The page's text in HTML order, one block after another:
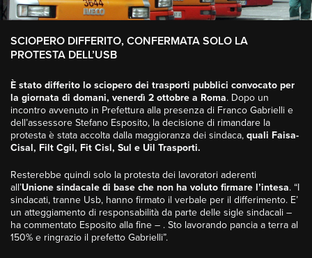
SCIOPERO DIFFERITO, CONFERMATA SOLO LA
PROTESTA DELL’USB
È stato differito lo sciopero dei trasporti pubblici convocato per
la giornata di domani, venerdì 2 ottobre a Roma. Dopo un
incontro avvenuto in Prefettura alla presenza di Franco Gabrielli e
dell’assessore Stefano Esposito, la decisione di rimandare la
protesta è stata accolta dalla maggioranza dei sindaca, quali Faisa-
Cisal, Filt Cgil, Fit Cisl, Sul e Uil Trasporti.
Resterebbe quindi solo la protesta dei lavoratori aderenti
all’Unione sindacale di base che non ha voluto firmare l’intesa. “I
sindacati, tranne Usb, hanno firmato il verbale per il differimento. E’
un atteggiamento di responsabilità da parte delle sigle sindacali –
ha commentato Esposito alla fine – . Sto lavorando pancia a terra al
150% e ringrazio il prefetto Gabrielli”.